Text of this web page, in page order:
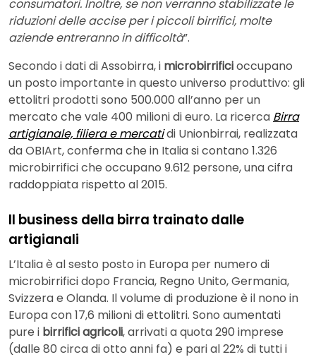
consumatori. Inoltre, se non verranno stabilizzate le
riduzioni delle accise per i piccoli birrifici, molte
aziende entreranno in difficoltà”.
Secondo i dati di Assobirra, i microbirrificioccupano
un posto importante in questo universo produttivo: gli
ettolitri prodotti sono 500.000 all’anno per un
mercato che vale 400 milioni di euro. La ricerca Birra
artigianale, filiera e mercatidi Unionbirrai, realizzata
da OBIArt, conferma che in Italia si contano 1.326
microbirrifici che occupano 9.612 persone, una cifra
raddoppiata rispetto al 2015.
Il business della birra trainato dalle
artigianali
L’Italia è al sesto posto in Europa per numero di
microbirrifici dopo Francia, Regno Unito, Germania,
Svizzera e Olanda. Il volume di produzione è il nono in
Europa con 17,6 milioni di ettolitri. Sono aumentati
pure i birrifici agricoli, arrivati a quota 290 imprese
(dalle 80 circa di otto anni fa) e pari al 22% di tutti i